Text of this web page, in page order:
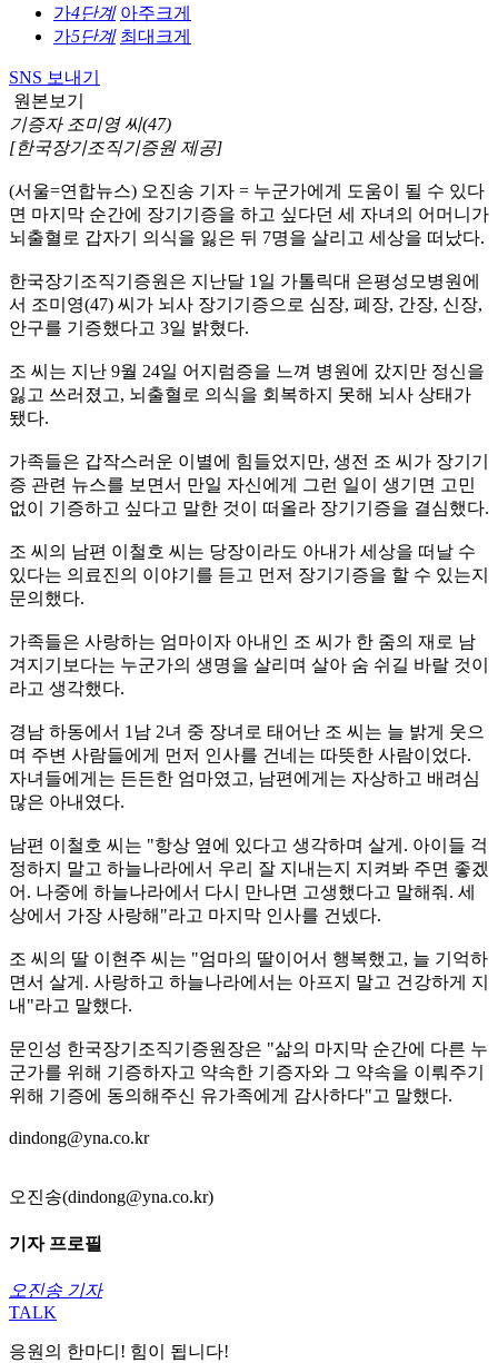
가4단계 아주크게
가5단계 최대크게
SNS 보내기
원본보기
기증자 조미영 씨(47)
[한국장기조직기증원 제공]
(서울=연합뉴스) 오진송 기자 = 누군가에게 도움이 될 수 있다
면 마지막 순간에 장기기증을 하고 싶다던 세 자녀의 어머니가
뇌출혈로 갑자기 의식을 잃은 뒤 7명을 살리고 세상을 떠났다.
한국장기조직기증원은 지난달 1일 가톨릭대 은평성모병원에
서 조미영(47) 씨가 뇌사 장기기증으로 심장, 폐장, 간장, 신장,
안구를 기증했다고 3일 밝혔다.
조 씨는 지난 9월 24일 어지럼증을 느껴 병원에 갔지만 정신을
잃고 쓰러졌고, 뇌출혈로 의식을 회복하지 못해 뇌사 상태가
됐다.
가족들은 갑작스러운 이별에 힘들었지만, 생전 조 씨가 장기기
증 관련 뉴스를 보면서 만일 자신에게 그런 일이 생기면 고민
없이 기증하고 싶다고 말한 것이 떠올라 장기기증을 결심했다.
조 씨의 남편 이철호 씨는 당장이라도 아내가 세상을 떠날 수
있다는 의료진의 이야기를 듣고 먼저 장기기증을 할 수 있는지
문의했다.
가족들은 사랑하는 엄마이자 아내인 조 씨가 한 줌의 재로 남
겨지기보다는 누군가의 생명을 살리며 살아 숨 쉬길 바랄 것이
라고 생각했다.
경남 하동에서 1남 2녀 중 장녀로 태어난 조 씨는 늘 밝게 웃으
며 주변 사람들에게 먼저 인사를 건네는 따뜻한 사람이었다.
자녀들에게는 든든한 엄마였고, 남편에게는 자상하고 배려심
많은 아내였다.
남편 이철호 씨는 "항상 옆에 있다고 생각하며 살게. 아이들 걱
정하지 말고 하늘나라에서 우리 잘 지내는지 지켜봐 주면 좋겠
어. 나중에 하늘나라에서 다시 만나면 고생했다고 말해줘. 세
상에서 가장 사랑해"라고 마지막 인사를 건넸다.
조 씨의 딸 이현주 씨는 "엄마의 딸이어서 행복했고, 늘 기억하
면서 살게. 사랑하고 하늘나라에서는 아프지 말고 건강하게 지
내"라고 말했다.
문인성 한국장기조직기증원장은 "삶의 마지막 순간에 다른 누
군가를 위해 기증하자고 약속한 기증자와 그 약속을 이뤄주기
위해 기증에 동의해주신 유가족에게 감사하다"고 말했다.
dindong@yna.co.kr
오진송(dindong@yna.co.kr)
기자 프로필
오진송 기자
TALK
응원의 한마디! 힘이 됩니다!